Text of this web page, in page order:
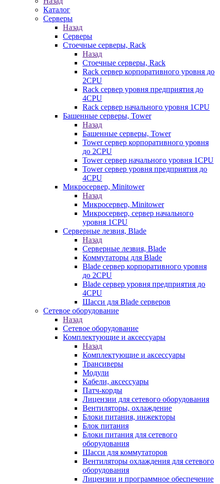
Каталог
Серверы
Назад
Серверы
Стоечные серверы, Rack
Назад
Стоечные серверы, Rack
Rack сервер корпоративного уровня до
2CPU
Rack сервер уровня предприятия до
4CPU
Rack сервер начального уровня 1CPU
Башенные серверы, Tower
Назад
Башенные серверы, Tower
Tower сервер корпоративного уровня
до 2CPU
Tower сервер начального уровня 1CPU
Tower сервер уровня предприятия до
4CPU
Микросервер, Minitower
Назад
Микросервер, Minitower
Микросервер, сервер начального
уровня 1CPU
Серверные лезвия, Blade
Назад
Серверные лезвия, Blade
Коммутаторы для Blade
Blade сервер корпоративного уровня
до 2CPU
Blade сервер уровня предприятия до
4CPU
Шасси для Blade серверов
Сетевое оборудование
Назад
Сетевое оборудование
Комплектующие и аксессуары
Назад
Комплектующие и аксессуары
Трансиверы
Модули
Кабели, аксессуары
Патч-корды
Лицензии для сетевого оборудования
Вентиляторы, охлаждение
Блоки питания, инжекторы
Блок питания
Блоки питания для сетевого
оборудования
Шасси для коммутаторов
Вентиляторы охлаждения для сетевого
оборудования
Лицензии и программное обеспечение